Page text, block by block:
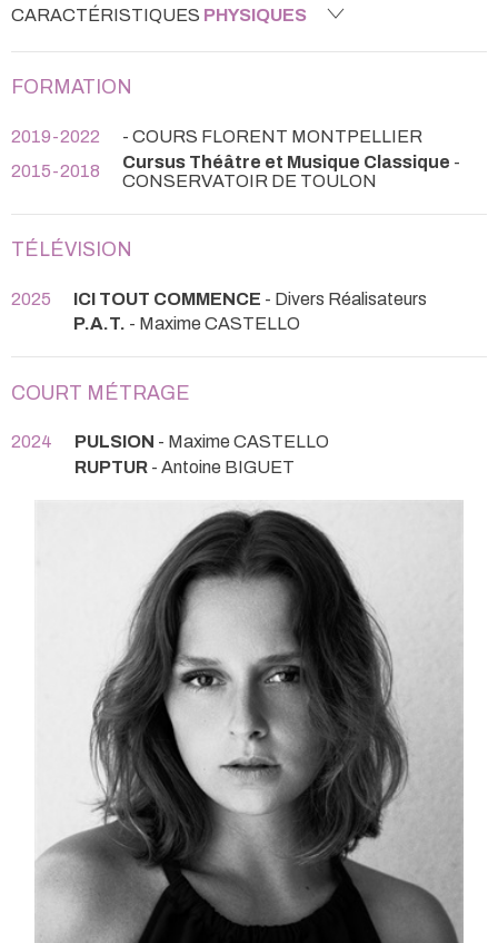
CARACTÉRISTIQUES PHYSIQUES
FORMATION
2019-2022
- COURS FLORENT MONTPELLIER
2015-2018
Cursus Théâtre et Musique Classique -
CONSERVATOIR DE TOULON
TÉLÉVISION
2025 ICI TOUT COMMENCE - Divers Réalisateurs
P.A.T. - Maxime CASTELLO
COURT MÉTRAGE
2024 PULSION - Maxime CASTELLO
RUPTUR - Antoine BIGUET